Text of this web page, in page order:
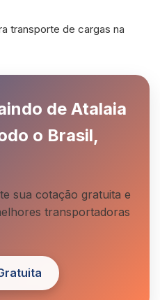
transporte de cargas na
de Atalaia
o Brasil,
sua cotação gratuita e
transportadoras